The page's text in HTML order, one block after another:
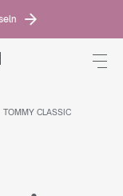
TOMMY CLASSIC